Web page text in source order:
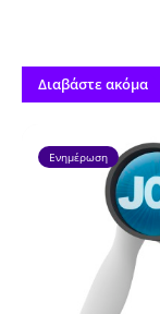
Διαβάστε ακόμα
Ενημέρωση